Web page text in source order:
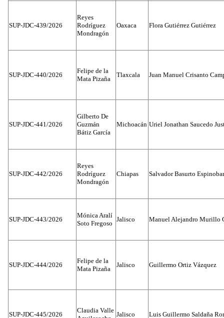
SUP-JDC-439/2026
Reyes
Rodríguez
Mondragón
Oaxaca Flora Gutiérrez Gutiérrez
SUP-JDC-440/2026
Felipe de la
Mata Pizaña
Tlaxcala Juan Manuel Crisanto
SUP-JDC-441/2026
Gilberto De
Guzmán
Bátiz García
Michoacán Uriel Jonathan Saucedo
SUP-JDC-442/2026
Reyes
Rodríguez
Mondragón
Chiapas Salvador Basurto
SUP-JDC-443/2026
Mónica Aralí
Soto Fregoso
Jalisco Manuel Alejandro Murillo
SUP-JDC-444/2026
Felipe de la
Mata Pizaña
Jalisco Guillermo Ortiz Vázquez
SUP-JDC-445/2026
Claudia Valle
Jalisco Luis Guillermo Saldaña